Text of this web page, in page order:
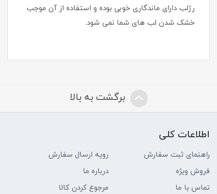
رژلب دارای ماندگاری خوبی بوده و استفاده از آن موجب
خشک شدن لب های شما نمی شود.
برگشت به بالا
اطلاعات کلی
راهنمای ثبت سفارش
رویه ارسال سفارش
فروش ویژه
درباره ما
تماس با ما
مرجوع کردن کالا